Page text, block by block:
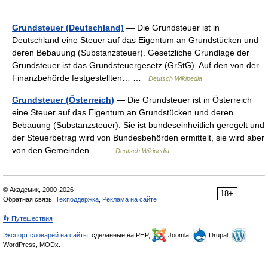
Grundsteuer (Deutschland) — Die Grundsteuer ist in
Deutschland eine Steuer auf das Eigentum an Grundstücken und
deren Bebauung (Substanzsteuer). Gesetzliche Grundlage der
Grundsteuer ist das Grundsteuergesetz (GrStG). Auf den von der
Finanzbehörde festgestellten… …
Deutsch Wikipedia
Grundsteuer (Österreich) — Die Grundsteuer ist in Österreich
eine Steuer auf das Eigentum an Grundstücken und deren
Bebauung (Substanzsteuer). Sie ist bundeseinheitlich geregelt und
der Steuerbetrag wird von Bundesbehörden ermittelt, sie wird aber
von den Gemeinden… …
Deutsch Wikipedia
18+
© Академик, 2000-2026
Обратная связь: Техподдержка Реклама на сайте
👣 Путешествия
Экспорт словарей на сайты , сделанные на PHP, Joomla,
Drupal,
WordPress, MODx.